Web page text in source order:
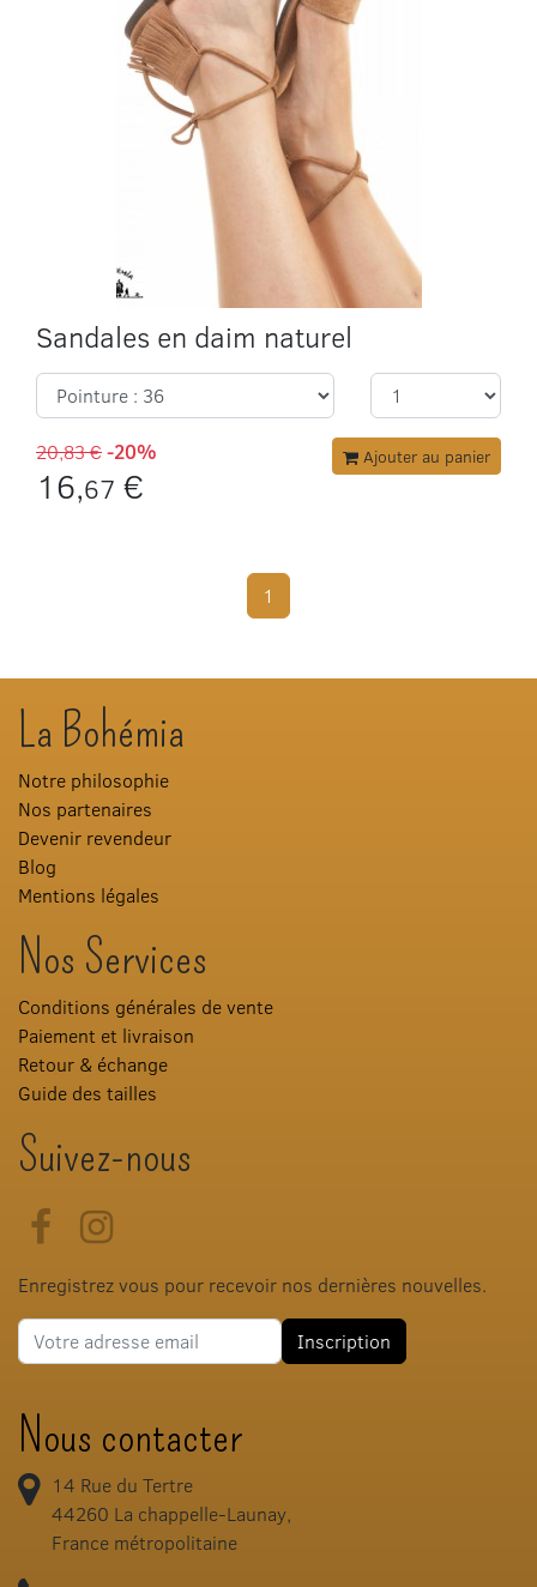
Sandales en daim naturel
20,83 €-20%
16,67 €
Ajouter au panier
1
La Bohémia
Notre philosophie
Nos partenaires
Devenir revendeur
Blog
Mentions légales
Nos Services
Conditions générales de vente
Paiement et livraison
Retour & échange
Guide des tailles
Suivez-nous
FacebookInstagram
Enregistrez vous pour recevoir nos dernières nouvelles.
Adresse e-mail
Inscription
Nous contacter
14 Rue du Tertre
44260 La chappelle-Launay,
France métropolitaine